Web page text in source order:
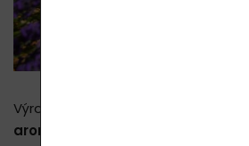
Výrobky
aromaterapeutickými